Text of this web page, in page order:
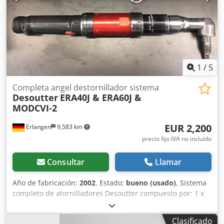
1 / 5
Erlangen 9,583 km
Completa angel destornillador sistema
Desoutter ERA40J & ERA60J &
MODCVI-2
EUR 2,200
precio fijo IVA no incluído
Consultar Llamar
Año de fabricación: 2002, Estado: bueno (usado), Sistema
completo de atornilladores Desoutter compuesto por: 1 x
Atornillador de ángulo controlado con sensor de medición
Desoutter ERA40J N.º de artículo: 6151650800 Rango de
Clasificado